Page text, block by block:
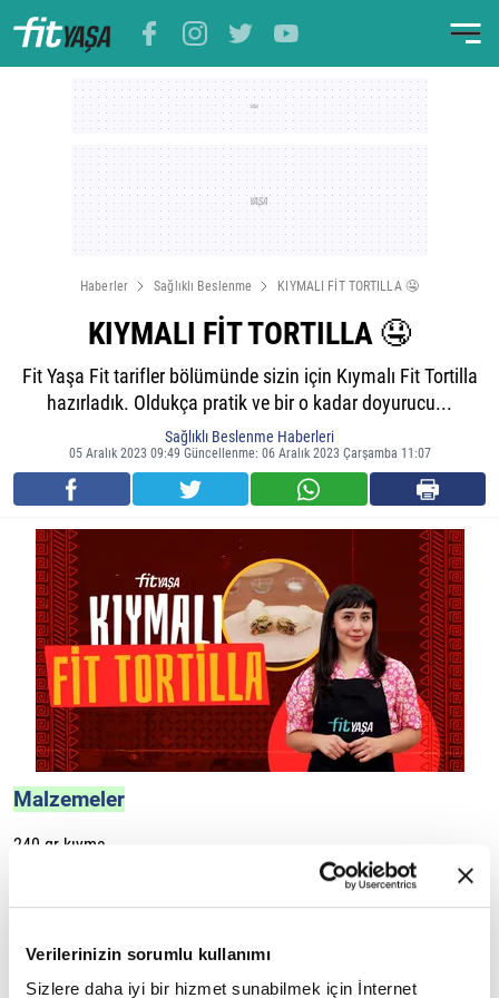
Verilerinizin sorumlu kullanımı
Sizlere daha iyi bir hizmet sunabilmek için İnternet
Haberler Sağlıklı Beslenme KIYMALI FİT TORTILLA 🤤
KIYMALI FİT TORTILLA 🤤
Fit Yaşa Fit tarifler bölümünde sizin için Kıymalı Fit Tortilla
hazırladık. Oldukça pratik ve bir o kadar doyurucu...
Sağlıklı Beslenme Haberleri
05 Aralık 2023 09:49 Güncellenme: 06 Aralık 2023 Çarşamba 11:07
Malzemeler
240 gr kıyma
Mısır